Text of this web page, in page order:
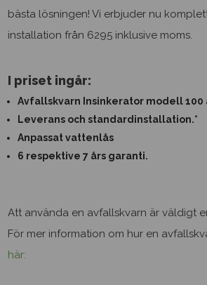
SKICKA
bästa lösningen! Vi erbjuder nu
installation från 6295 inklusive moms.
I priset ingår:
Avfallskvarn Insinkerator modell 100
Leverans och standardinstallation.*
Anpassat vattenlås
6 respektive 7 års garanti.
Att använda en avfallskvarn är väldigt
För mer information om hur en
här: